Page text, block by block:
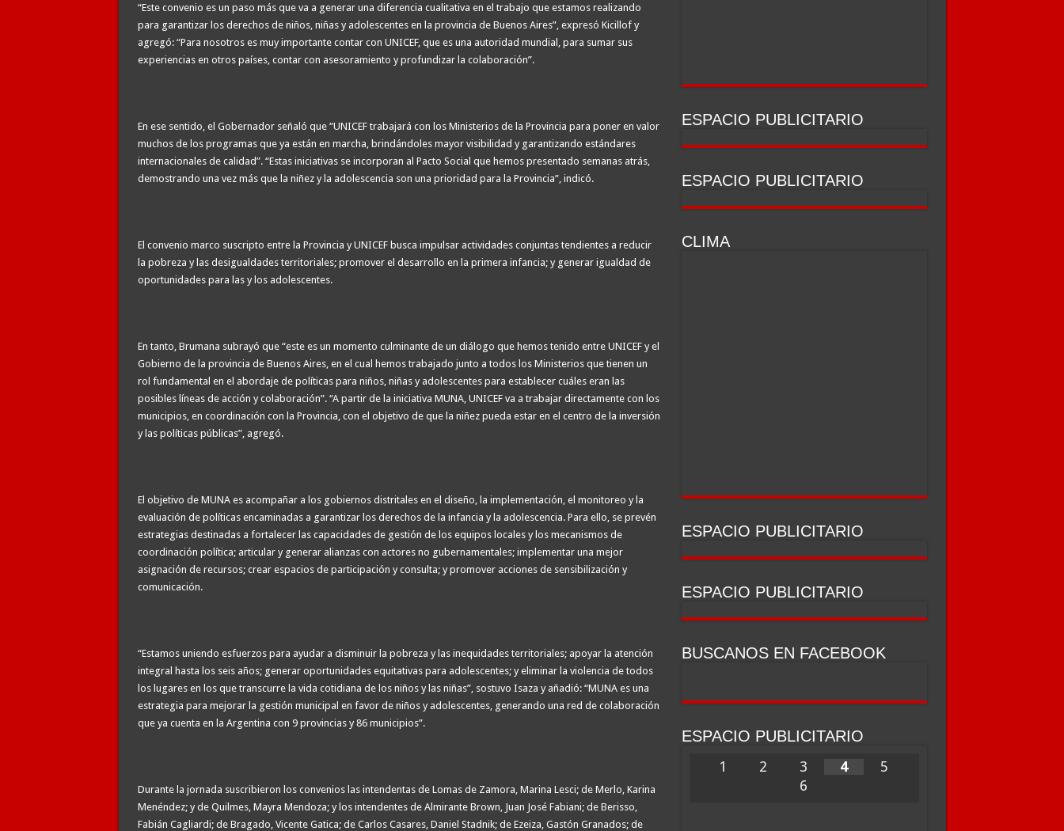
“Este convenio es un paso más que va a generar una diferencia cualitativa en el trabajo que estamos realizando
para garantizar los derechos de niños, niñas y adolescentes en la provincia de Buenos Aires”, expresó Kicillof y
agregó: “Para nosotros es muy importante contar con UNICEF, que es una autoridad mundial, para sumar sus
experiencias en otros países, contar con asesoramiento y profundizar la colaboración”.
En ese sentido, el Gobernador señaló que “UNICEF trabajará con los Ministerios de la Provincia para poner en valor
muchos de los programas que ya están en marcha, brindándoles mayor visibilidad y garantizando estándares
internacionales de calidad”. “Estas iniciativas se incorporan al Pacto Social que hemos presentado semanas atrás,
demostrando una vez más que la niñez y la adolescencia son una prioridad para la Provincia”, indicó.
El convenio marco suscripto entre la Provincia y UNICEF busca impulsar actividades conjuntas tendientes a reducir
la pobreza y las desigualdades territoriales; promover el desarrollo en la primera infancia; y generar igualdad de
oportunidades para las y los adolescentes.
En tanto, Brumana subrayó que “este es un momento culminante de un diálogo que hemos tenido entre UNICEF y el
Gobierno de la provincia de Buenos Aires, en el cual hemos trabajado junto a todos los Ministerios que tienen un
rol fundamental en el abordaje de políticas para niños, niñas y adolescentes para establecer cuáles eran las
posibles líneas de acción y colaboración”. “A partir de la iniciativa MUNA, UNICEF va a trabajar directamente con los
municipios, en coordinación con la Provincia, con el objetivo de que la niñez pueda estar en el centro de la inversión
y las políticas públicas”, agregó.
El objetivo de MUNA es acompañar a los gobiernos distritales en el diseño, la implementación, el monitoreo y la
evaluación de políticas encaminadas a garantizar los derechos de la infancia y la adolescencia. Para ello, se prevén
estrategias destinadas a fortalecer las capacidades de gestión de los equipos locales y los mecanismos de
coordinación política; articular y generar alianzas con actores no gubernamentales; implementar una mejor
asignación de recursos; crear espacios de participación y consulta; y promover acciones de sensibilización y
comunicación.
“Estamos uniendo esfuerzos para ayudar a disminuir la pobreza y las inequidades territoriales; apoyar la atención
integral hasta los seis años; generar oportunidades equitativas para adolescentes; y eliminar la violencia de todos
los lugares en los que transcurre la vida cotidiana de los niños y las niñas”, sostuvo Isaza y añadió: “MUNA es una
estrategia para mejorar la gestión municipal en favor de niños y adolescentes, generando una red de colaboración
que ya cuenta en la Argentina con 9 provincias y 86 municipios”.
Durante la jornada suscribieron los convenios las intendentas de Lomas de Zamora, Marina Lesci; de Merlo, Karina
Menéndez; y de Quilmes, Mayra Mendoza; y los intendentes de Almirante Brown, Juan José Fabiani; de Berisso,
Fabián Cagliardi; de Bragado, Vicente Gatica; de Carlos Casares, Daniel Stadnik; de Ezeiza, Gastón Granados; de
ESPACIO PUBLICITARIO
ESPACIO PUBLICITARIO
CLIMA
ESPACIO PUBLICITARIO
ESPACIO PUBLICITARIO
BUSCANOS EN FACEBOOK
ESPACIO PUBLICITARIO
1 2 3 4
5
6